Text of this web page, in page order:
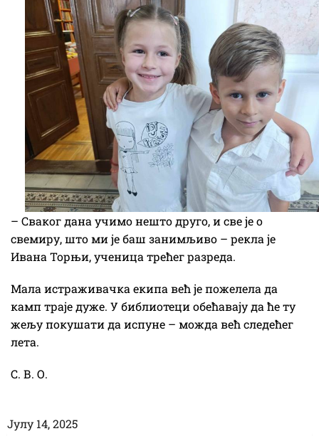
– Сваког дана учимо нешто друго, и све је о
свемиру, што ми је баш занимљиво – рекла је
Ивана Торњи, ученица трећег разреда.
Мала истраживачка екипа већ је пожелела да
камп траје дуже. У библиотеци обећавају да ће ту
жељу покушати да испуне – можда већ следећег
лета.
С. В. О.
Јулy 14, 2025